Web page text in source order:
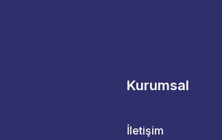
Kurumsal
İletişim